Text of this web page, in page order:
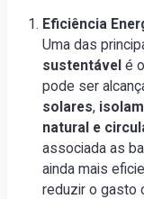
Eficiência
Uma das
sustentável é
pode ser
solares,
natural e
associada as
ainda mais
reduzir o gasto